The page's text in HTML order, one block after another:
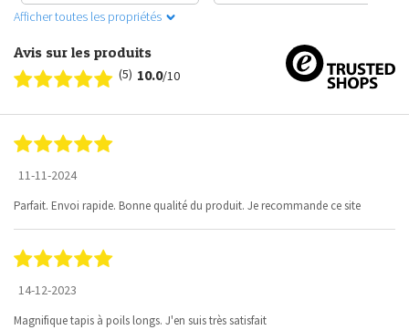
Afficher toutes les propriétés
Avis sur les produits
(5) 10.0/10
11-11-2024
Parfait. Envoi rapide. Bonne qualité du produit. Je recommande ce site
14-12-2023
Magnifique tapis à poils longs. J'en suis très satisfait